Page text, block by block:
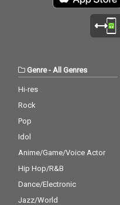
Genre- All Genres
Hi-res
Rock
Pop
Idol
Anime/Game/Voice Actor
Hip Hop/R&B
Dance/Electronic
Jazz/World